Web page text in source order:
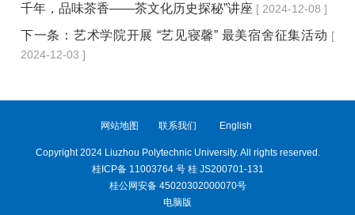
千年，品味茶香——茶文化历史探秘”讲座 [ 2024-12-08 ]
下一条： 艺术学院开展 “艺见寝馨” 最美宿舍征集活动 [
2024-12-03 ]
网站地图 联系我们 English
Copyright 2024 Liuzhou Polytechnic University. All rights reserved.
桂ICP备 11003764 号 桂 JS200701-131
桂公网安备 45020302000070号
电脑版